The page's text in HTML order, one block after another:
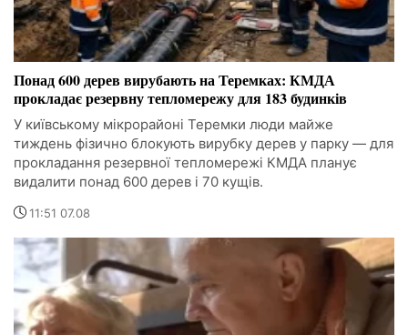
Понад 600 дерев вирубають на Теремках: КМДА
прокладає резервну тепломережу для 183 будинків
У київському мікрорайоні Теремки люди майже
тиждень фізично блокують вирубку дерев у парку — для
прокладання резервної тепломережі КМДА планує
видалити понад 600 дерев і 70 кущів.
11:51 07.08